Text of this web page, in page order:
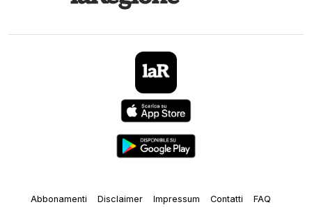
Abbonamenti Disclaimer Impressum Contatti
FAQ